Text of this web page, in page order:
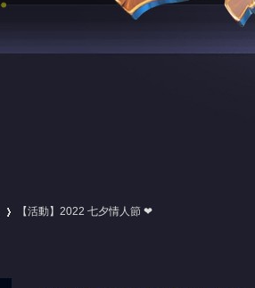
【活動】2022 七夕情人節 ❤